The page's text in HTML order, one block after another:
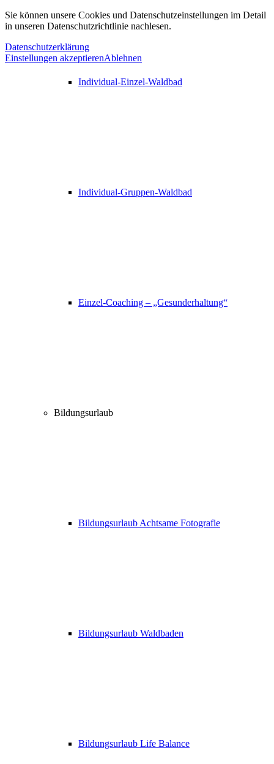
Individual-Einzel-Waldbad
Individual-Gruppen-Waldbad
Einzel-Coaching – „Gesunderhaltung“
Bildungsurlaub
Bildungsurlaub Achtsame Fotografie
Bildungsurlaub Waldbaden
Bildungsurlaub Life Balance
Sie können unsere Cookies und Datenschutzeinstellungen im Detail
in unseren Datenschutzrichtlinie nachlesen.
Datenschutzerklärung
Einstellungen akzeptierenAblehnen